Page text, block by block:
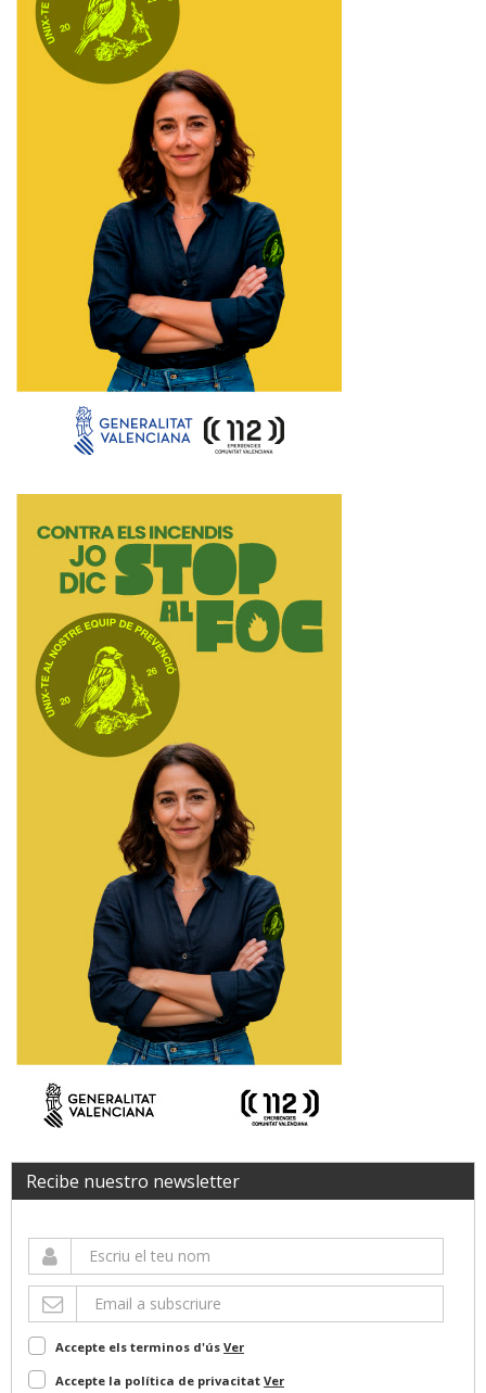
Recibe nuestro newsletter
Accepte els terminos d'ús Ver
Accepte la política de privacitat Ver